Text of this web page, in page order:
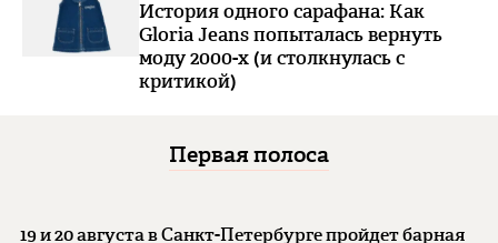
История одного сарафана: Как
Gloria Jeans попыталась вернуть
моду 2000-х (и столкнулась с
критикой)
Первая полоса
19 и 20 августа в Санкт-Петербурге пройдет барная